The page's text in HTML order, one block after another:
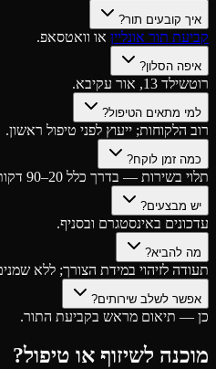
איך קובעים תור?
קביעת תור אונליין או וואטסאפ.
איפה הסלון?
רוטשילד 13, אור עקיבא.
למי מתאים הטיפול?
רוב הלקוחות; ייעוץ לפני טיפול ראשון.
כמה זמן לוקח?
תלוי בשירות — בדרך כלל 20–90 דקות.
יש מבצעים?
עדכונים באינסטגרם ובסניף.
מה להביא?
תעודה לזיהוי במידת הצורך; ללא
אפשר לשלב שירותים?
כן — תיאום מראש בקביעת התור.
מוכנה לשיזוף או טיפול?